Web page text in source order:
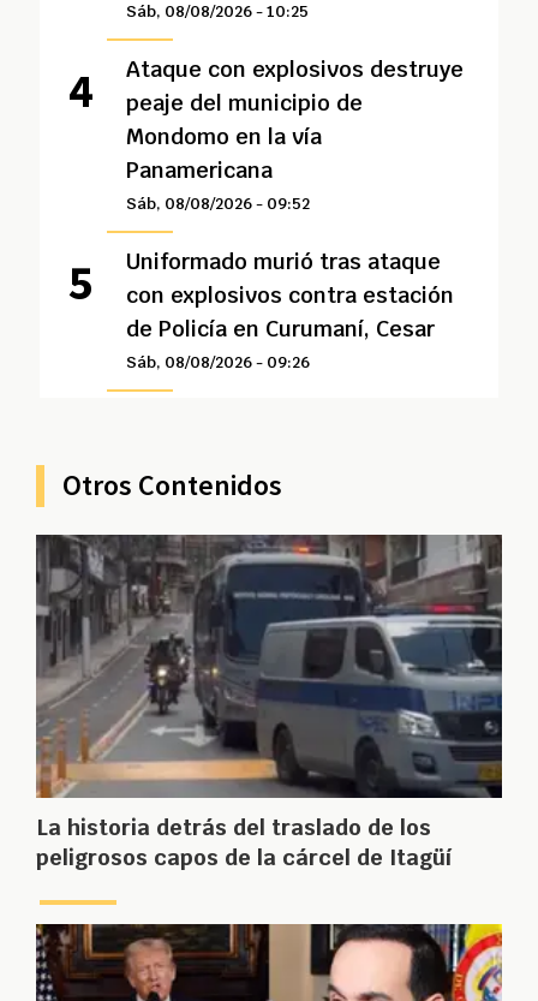
Sáb, 08/08/2026 - 10:25
Ataque con explosivos destruye
peaje del municipio de
Mondomo en la vía
Panamericana
Sáb, 08/08/2026 - 09:52
Uniformado murió tras ataque
con explosivos contra estación
de Policía en Curumaní, Cesar
Sáb, 08/08/2026 - 09:26
Otros Contenidos
La historia detrás del traslado de los
peligrosos capos de la cárcel de Itagüí